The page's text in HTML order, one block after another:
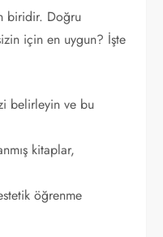
biridir. Doğru
için en uygun? İşte
belirleyin ve bu
kitaplar,
öğrenme